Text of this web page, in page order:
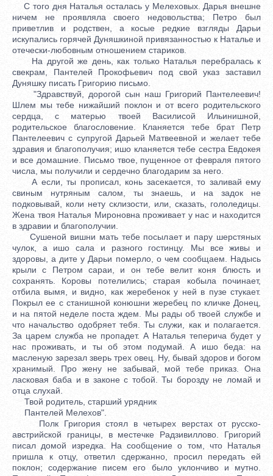
С того дня Наталья осталась у Мелеховых. Дарья внешне
ничем не проявляла своего недовольства; Петро был
приветлив и родствен, а косые редкие взгляды Дарьи
искупались горячей Дуняшкиной привязанностью к Наталье и
отечески-любовным отношением стариков.
На другой же день, как только Наталья перебралась к
свекрам, Пантелей Прокофьевич под свой указ заставил
Дуняшку писать Григорию письмо.
"Здравствуй, дорогой сын наш Григорий Пантелеевич!
Шлем мы тебе нижайший поклон и от всего родительского
сердца, с матерью твоей Василисой Ильинишной,
родительское благословение. Кланяется тебе брат Петр
Пантелеевич с супругой Дарьей Матвеевной и желает тебе
здравия и благополучия; ишо кланяется тебе сестра Евдокея
и все домашние. Письмо твое, пущенное от февраля пятого
числа, мы получили и сердечно благодарим за него.
А если, ты прописал, конь засекается, то заливай ему
свиным нутряным салом, ты знаешь, и на задок не
подковывай, коли нету склизости, или, сказать, гололедицы.
Жена твоя Наталья Мироновна проживает у нас и находится
в здравии и благополучии.
Сушеной вишни мать тебе посылает и пару шерстяных
чулок, а ишо сала и разного гостинцу. Мы все живы и
здоровы, а дите у Дарьи померло, о чем сообщаем. Надысь
крыли с Петром сараи, и он тебе велит коня блюсть и
сохранять. Коровы потелились; старая кобыла починает,
отбила вымя, и видно, как жеребенок у ней в пузе стукает.
Покрыл ее с станишной конюшни жеребец по кличке Донец,
и на пятой неделе поста ждем. Мы рады об твоей службе и
что начальство одобряет тебя. Ты служи, как и полагается.
За царем служба не пропадет. А Наталья теперича будет у
нас проживать, и ты об этом подумай. А ишо беда: на
масленую зарезал зверь трех овец. Ну, бывай здоров и богом
хранимый. Про жену не забывай, мой тебе приказ. Она
ласковая баба и в законе с тобой. Ты борозду не ломай и
отца слухай.
Твой родитель, старший урядник
Пантелей Мелехов".
Полк Григория стоял в четырех верстах от русско-
австрийской границы, в местечке Радзивиллово. Григорий
писал домой изредка. На сообщение о том, что Наталья
пришла к отцу, ответил сдержанно, просил передать ей
поклон; содержание писем его было уклончиво и мутно.